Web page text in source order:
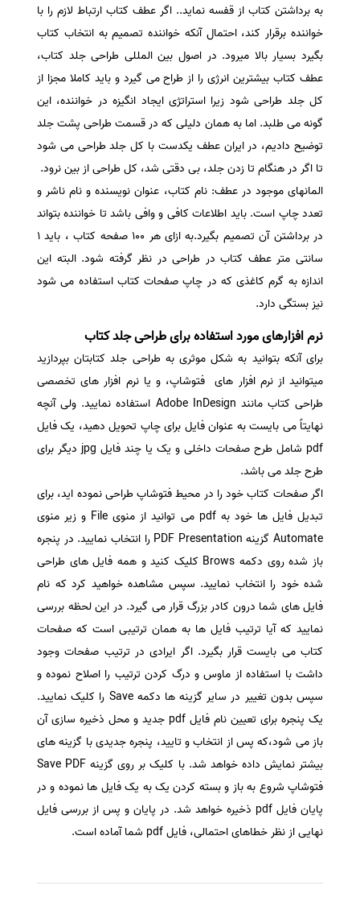
به برداشتن کتاب از قفسه نماید.. اگر عطف کتاب ارتباط لازم را با
خواننده برقرار کند، احتمال آنکه خواننده تصمیم به انتخاب کتاب
بگیرد بسیار بالا میرود. در اصول بین المللی طراحی جلد کتاب،
عطف کتاب بیشترین انرژی را از طراح می گیرد و باید کاملا مجزا از
کل جلد طراحی شود زیرا استراتژی ایجاد انگیزه در خواننده، این
گونه می طلبد. اما به همان دلیلی که در قسمت طراحی پشت جلد
توضیح دادیم، در ایران عطف یکدست با کل جلد طراحی می شود
تا اگر در هنگام تا زدن جلد، بی دقتی شد، کل طراحی از بین نرود.
المانهای موجود در عطف: نام کتاب، عنوان نویسنده و نام ناشر و
تعدد چاپ است. باید اطلاعات کافی و وافی باشد تا خواننده بتواند
در برداشتن آن تصمیم بگیرد.به ازای هر 100 صفحه کتاب ، باید 1
سانتی متر عطف کتاب در طراحی در نظر گرفته شود. البته این
اندازه به گرم کاغذی که در چاپ صفحات کتاب استفاده می شود
نیز بستگی دارد.
نرم افزارهای مورد استفاده برای طراحی جلد کتاب
برای آنکه بتوانید به شکل موثری به طراحی جلد کتابتان بپردازید
میتوانید از نرم افزار های فتوشاپ، و یا نرم افزار های تخصصی
طراحی کتاب مانند Adobe InDesign استفاده نمایید. ولی آنچه
نهایتاً می بایست به عنوان فایل برای چاپ تحویل دهید، یک فایل
pdf شامل طرح صفحات داخلی و یک یا چند فایل jpg دیگر برای
طرح جلد می باشد.
اگر صفحات کتاب خود را در محیط فتوشاپ طراحی نموده اید، برای
تبدیل فایل ها خود به pdf می توانید از منوی File و زیر منوی
Automate گزینه PDF Presentation را انتخاب نمایید. در پنجره
باز شده روی دکمه Brows کلیک کنید و همه فایل های طراحی
شده خود را انتخاب نمایید. سپس مشاهده خواهید کرد که نام
فایل های شما درون کادر بزرگ قرار می گیرد. در این لحظه بررسی
نمایید که آیا ترتیب فایل ها به همان ترتیبی است که صفحات
کتاب می بایست قرار بگیرد. اگر ایرادی در ترتیب صفحات وجود
داشت با استفاده از ماوس و درگ کردن ترتیب را اصلاح نموده و
سپس بدون تغییر در سایر گزینه ها دکمه Save را کلیک نمایید.
یک پنجره برای تعیین نام فایل pdf جدید و محل ذخیره سازی آن
باز می شود،که پس از انتخاب و تایید، پنجره جدیدی با گزینه های
بیشتر نمایش داده خواهد شد. با کلیک بر روی گزینه Save PDF
فتوشاپ شروع به باز و بسته کردن یک به یک فایل ها نموده و در
پایان فایل pdf ذخیره خواهد شد. در پایان و پس از بررسی فایل
نهایی از نظر خطاهای احتمالی، فایل pdf شما آماده است.